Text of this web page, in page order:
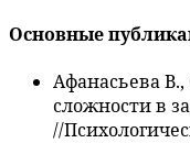
Основные
Афанасьева
сложности в
//